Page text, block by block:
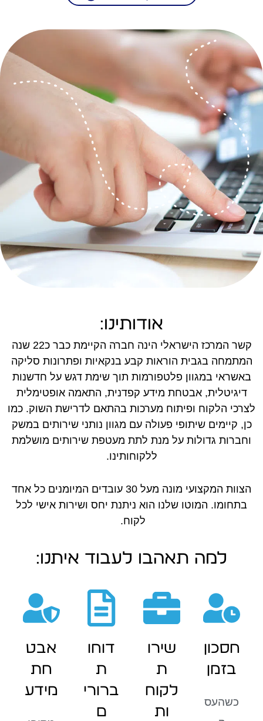
אודותינו:
קשר המרכז הישראלי הינה חברה הקיימת כבר כ22 שנה
המתמחה בגבית הוראות קבע בנקאיות ופתרונות סליקה
באשראי במגוון פלטפורמות תוך שימת דגש על חדשנות
דיגיטלית, אבטחת מידע קפדנית, התאמה אופטימלית
לצרכי הלקוח ופיתוח מערכות בהתאם לדרישת השוק. כמו
כן, קיימים שיתופי פעולה עם מגוון נותני שירותים במשק
וחברות גדולות על מנת לתת מעטפת שירותים מושלמת
ללקוחותינו.
הצוות המקצועי מונה מעל 30 עובדים המיומנים כל אחד
בתחומו. המוטו שלנו הוא ניתנת יחס ושירות אישי לכל
לקוח.
למה תאהבו לעבוד איתנו:
חסכון
בזמן
כשהעס
שירו
ת
לקוח
ות
דוחו
ת
ברורי
ם
אבט
חת
מידע